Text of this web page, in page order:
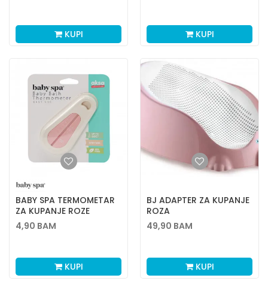
KUPI KUPI
BABY SPA TERMOMETAR
ZA KUPANJE ROZE
4,90 BAM
KUPI
BJ ADAPTER ZA KUPANJE
ROZA
49,90 BAM
KUPI